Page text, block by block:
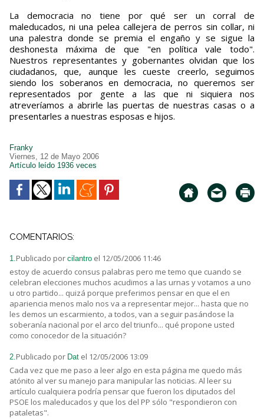
La democracia no tiene por qué ser un corral de
maleducados, ni una pelea callejera de perros sin collar, ni
una palestra donde se premia el engaño y se sigue la
deshonesta máxima de que "en política vale todo".
Nuestros representantes y gobernantes olvidan que los
ciudadanos, que, aunque les cueste creerlo, seguimos
siendo los soberanos en democracia, no queremos ser
representados por gente a las que ni siquiera nos
atreveríamos a abrirle las puertas de nuestras casas o a
presentarles a nuestras esposas e hijos.
Franky
Viernes, 12 de Mayo 2006
Artículo leído 1936 veces
COMENTARIOS:
1.Publicado por cilantro el 12/05/2006 11:46
estoy de acuerdo consus palabras pero me temo que cuando se
celebran elecciones muchos acudimos a las urnas y votamos a uno
u otro partido... quizá porque preferimos pensar en que el en
apariencia menos malo nos va a representar mejor... hasta que no
les demos un escarmiento, a todos, van a seguir pasándose la
soberanía nacional por el arco del triunfo... qué propone usted
como conocedor de la situación?
2.Publicado por Dat el 12/05/2006 13:09
Cada vez que me paso a leer algo en esta página me quedo más
atónito al ver su manejo para manipular las noticias. Al leer su
artículo cualquiera podría pensar que fueron los diputados del
PSOE los maleducados y que los del PP sólo "respondieron con
pataletas".